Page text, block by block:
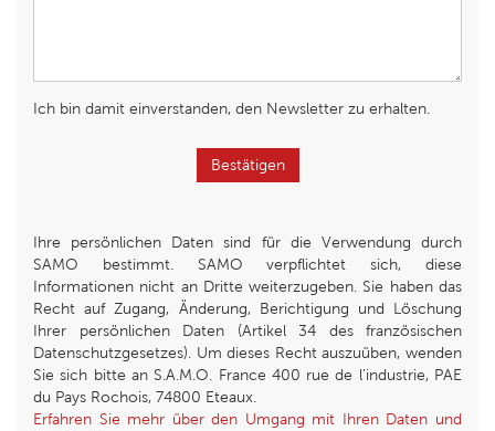
Ich bin damit einverstanden, den Newsletter zu erhalten.
Bestätigen
Ihre persönlichen Daten sind für die Verwendung durch
SAMO bestimmt. SAMO verpflichtet sich, diese
Informationen nicht an Dritte weiterzugeben. Sie haben das
Recht auf Zugang, Änderung, Berichtigung und Löschung
Ihrer persönlichen Daten (Artikel 34 des französischen
Datenschutzgesetzes). Um dieses Recht auszuüben, wenden
Sie sich bitte an S.A.M.O. France 400 rue de l’industrie, PAE
du Pays Rochois, 74800 Eteaux.
Erfahren Sie mehr über den Umgang mit Ihren Daten und